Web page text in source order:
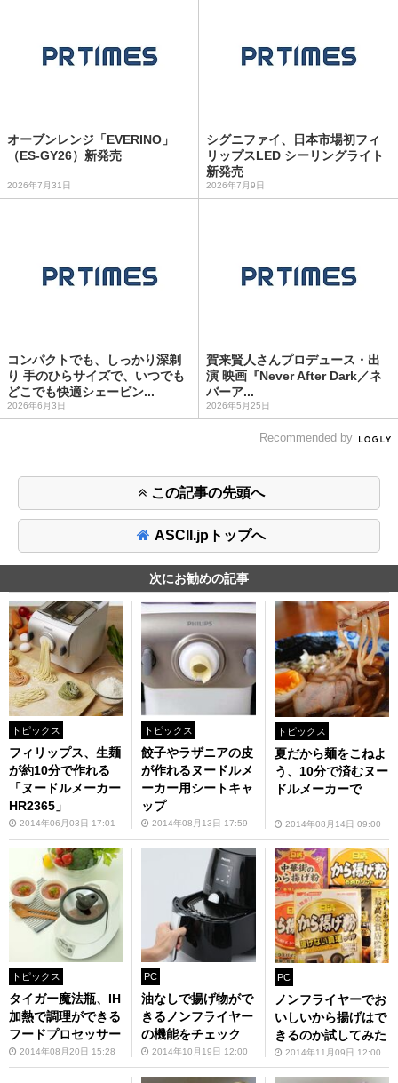
オーブンレンジ「EVERINO」
（ES-GY26）新発売
2026年7月31日
シグニファイ、日本市場初フィ
リップスLED シーリングライト
新発売
2026年7月9日
コンパクトでも、しっかり深剃
り 手のひらサイズで、いつでも
どこでも快適シェービン...
2026年6月3日
賀来賢人さんプロデュース・出
演 映画『Never After Dark／ネ
バーア...
2026年5月25日
Recommended by
この記事の先頭へ
ASCII.jpトップへ
次にお勧めの記事
トピックス
フィリップス、生麺
が約10分で作れる
「ヌードルメーカー
HR2365」
2014年06月03日 17:01
トピックス
餃子やラザニアの皮
が作れるヌードルメ
ーカー用シートキャ
ップ
2014年08月13日 17:59
トピックス
夏だから麺をこねよ
う、10分で済むヌー
ドルメーカーで
2014年08月14日 09:00
トピックス
タイガー魔法瓶、IH
加熱で調理ができる
フードプロセッサー
2014年08月20日 15:28
PC
油なしで揚げ物がで
きるノンフライヤー
の機能をチェック
2014年10月19日 12:00
PC
ノンフライヤーでお
いしいから揚げはで
きるのか試してみた
2014年11月09日 12:00